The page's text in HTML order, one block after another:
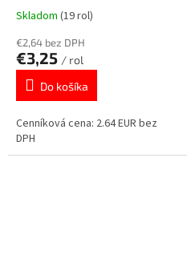
Skladom (19 rol)
€2,64 bez DPH
€3,25 / rol
Do košíka
Cenníková cena: 2.64 EUR bez
DPH